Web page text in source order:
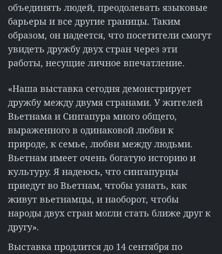
объединять людей, преодолевать языковые
барьеры и все другие границы. Таким
образом, он надеется, что посетители смогут
увидеть дружбу двух стран через эти
работы, несущие личное впечатление.
«Наша выставка сегодня демонстрирует
дружбу между двумя странами. У жителей
Вьетнама и Сингапура много общего,
выраженного в одинаковой любви к
природе, к семье, любви между людьми.
Вьетнам имеет очень богатую историю и
культуру. Я надеюсь, что сингапурцы
приедут во Вьетнам, чтобы узнать, как
живут вьетнамцы, и наоборот, чтобы
народы двух стран могли стать ближе друг к
другу».
Выставка продлится до 14 сентября по